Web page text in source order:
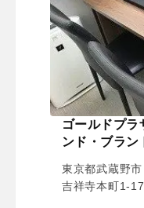
ゴールドプラ
ンド・ブラン
東京都武蔵野市
吉祥寺本町1-